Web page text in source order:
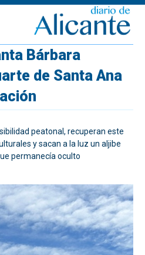
Bárbara
de Santa Ana
peatonal, recuperan este
y sacan a la luz un aljibe
permanecía oculto